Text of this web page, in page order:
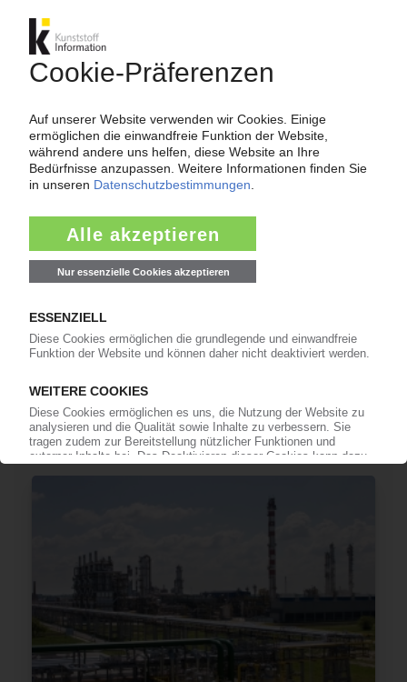
SABIC
Force Majeure auf PE-LD aus Wilton aufgehoben
SADARA
Produktion in Al Jubail abgeschaltet / TDI-
Mengen fehlen in Europa / Verluste für Eigner
Dow und Aramco wahrscheinlich
20.04.2026